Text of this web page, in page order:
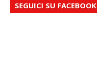
SEGUICI SU FACEBOOK